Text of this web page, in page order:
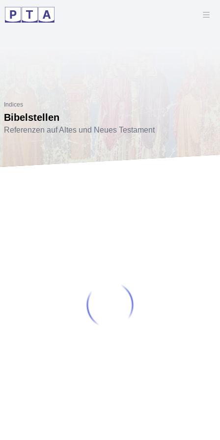
Indices
Bibelstellen
Referenzen auf Altes und Neues Testament